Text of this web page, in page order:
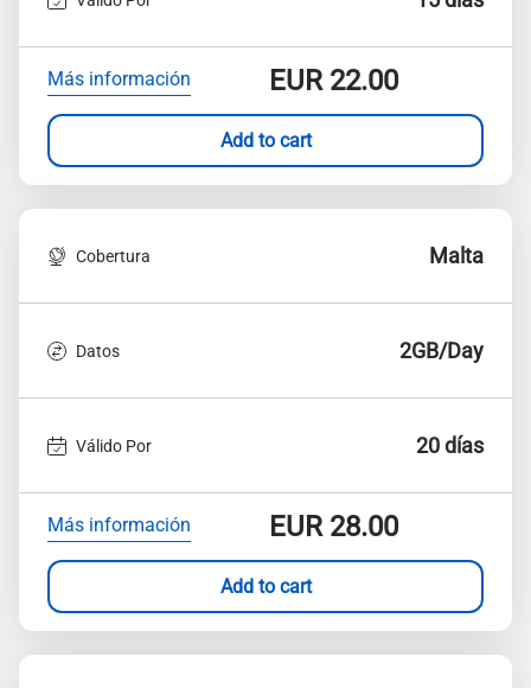
Más información EUR22.00
Add to cart
Cobertura Malta
Datos 2GB/Day
Válido Por 20 días
Más información EUR28.00
Add to cart